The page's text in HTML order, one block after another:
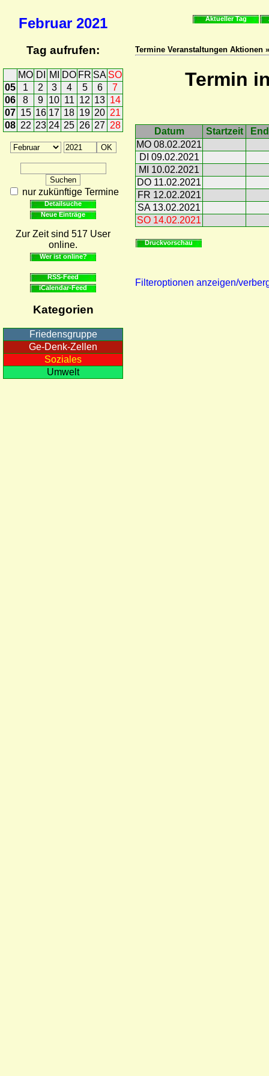
Februar 2021
Tag aufrufen:
MO DI MI DO FR SA SO
05
1 2 3 4 5 6
7
06
8 9 10 11 12 13 14
07 15 16 17 18 19 20 21
08 22 23 24 25 26 27 28
nur zukünftige Termine
Detailsuche
Neue Einträge
Zur Zeit sind 517 User
online.
Wer ist online?
RSS-Feed
iCalendar-Feed
Kategorien
Friedensgruppe
Ge-Denk-Zellen
Soziales
Umwelt
Aktueller Tag
Termine Veranstaltungen Aktionen
Termin
Datum Startzeit
MO 08.02.2021
DI 09.02.2021
MI 10.02.2021
DO 11.02.2021
FR 12.02.2021
SA 13.02.2021
SO 14.02.2021
Druckvorschau
Filteroptionen anzeigen/